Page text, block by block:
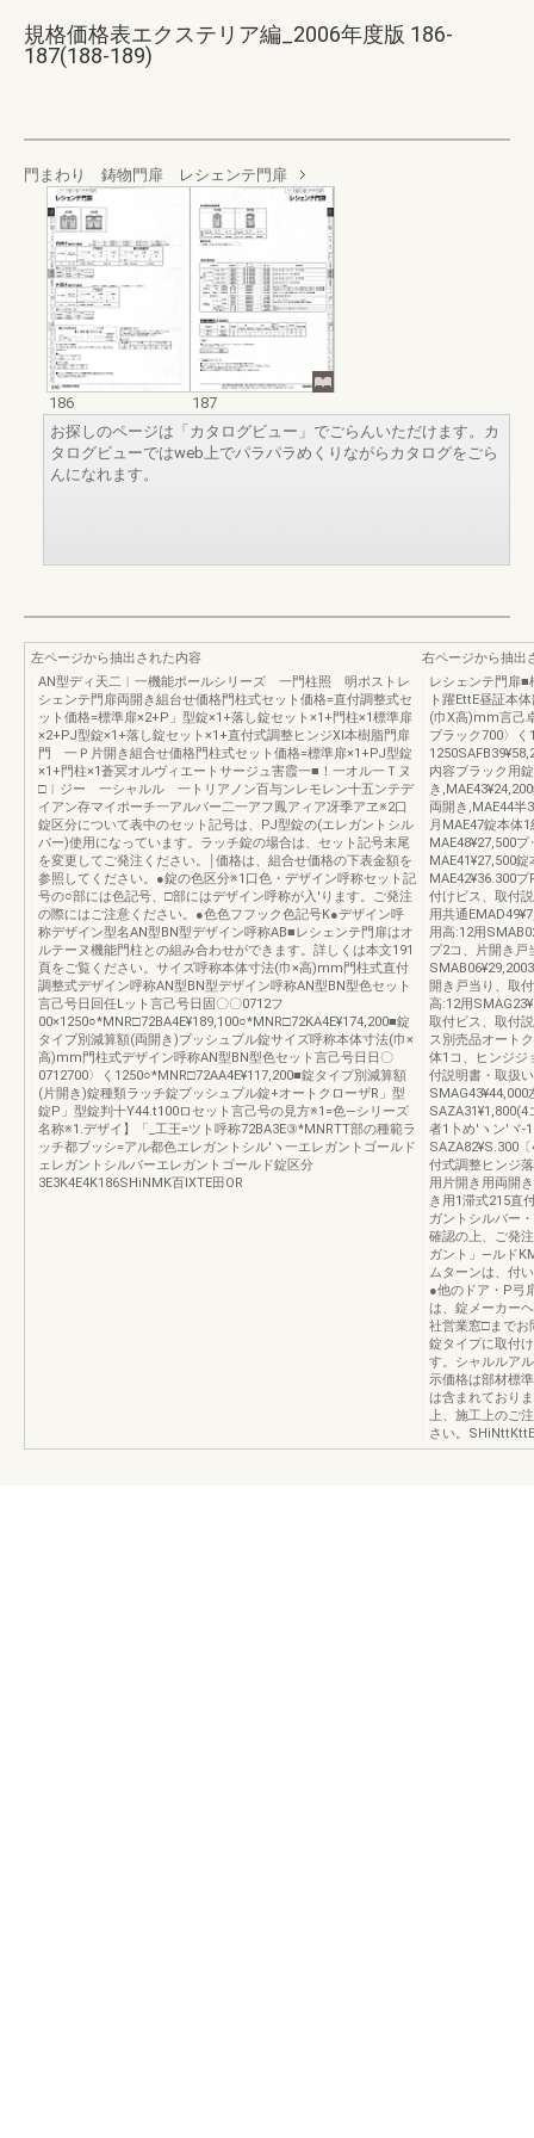
規格価格表エクステリア編_2006年度版 186-
187(188-189)
門まわり 鋳物門扉 レシェンテ門扉
186
187
お探しのページは「カタログビュー」でごらんいただけます。カ
タログビューではweb上でパラパラめくりながらカタログをごら
んになれます。
左ページから抽出された内容
AN型ディ天二︱一機能ポールシリーズ 一門柱照 明ポストレ
シェンテ門扉両開き組台せ価格門柱式セット価格=直付調整式セ
ット価格=標準扉×2+P」型錠×1+落し錠セット×1+門柱×1標準扉
×2+PJ型錠×1+落し錠セット×1+直付式調整ヒンジXl本樹脂門扉
門 一Ｐ片開き組合せ価格門柱式セット価格=標準扉×1+PJ型錠
×1+門柱×1蒼冥オルヴィエートサージュ害霞一■！一オル一Ｔヌ
□︱ジー 一シャルル 一トリアノン百与ンレモレン十五ンテデ
イアン存マイポーチ一アルバー二一アフ鳳アィア冴季アヱ※2口
錠区分について表中のセット記号は、PJ型錠の(エレガントシル
バー)使用になっています。ラッチ錠の場合は、セット記号末尾
を変更してご発注ください。￨価格は、組合せ価格の下表金額を
参照してください。●錠の色区分※1口色・デザイン呼称セット記
号の○部には色記号、□部にはデザイン呼称が入'ります。ご発注
の際にはご注意ください。●色色フフック色記号K●デザイン呼
称デザイン型名AN型BN型デザイン呼称AB■レシェンテ門扉はオ
ルテーヌ機能門柱との組み合わせができます。詳しくは本文191
頁をご覧ください。サイズ呼称本体寸法(巾×高)mm門柱式直付
調整式デザイン呼称AN型BN型デザイン呼称AN型BN型色セット
言己号日回任Lット言己号日固〇〇0712フ
00×1250○*MNR□72BA4E¥189,100○*MNR□72KA4E¥174,200■錠
タイプ別減算額(両開き)プッシュプル錠サイズ呼称本体寸法(巾×
高)mm門柱式デザイン呼称AN型BN型色セット言己号日日〇
0712700〉く1250○*MNR□72AA4E¥117,200■錠タイプ別減算額
(片開き)錠種類ラッチ錠プッシュプル錠+オートクローザR」型
錠P」型錠判十Y44.t100ロセット言己号の見方※1=色―シリーズ
名称※1.デザイ】「_工王=ツト呼称72BA3E③*MNRTT部の種範ラ
ッチ都ブッシ=アル都色エレガントシル′ヽ一エレガントゴールド
ェレガントシルバーエレガントゴールド錠区分
3E3K4E4K186SHiNMK百ⅨTE田OR
右ページから抽出
レシェンテ門扉■
ト躍EttE昼証本
(巾X高)mm言己
ブラック700〉く
内容ブラック用
き
両開き,MAE44半
月MAE47錠本体
MAE48¥27,500
MAE41¥27,500
MAE42¥36.300
付けビス、取付
用共通
用高:12用
プ2コ、片開き戸
開き戸当り、取
高:12用
取付ビス、取付
ス別売品オート
体1コ、ヒンジジ
付説明書・取扱
SAZA31¥1,800(4
者1卜め′ヽン′ヾ
SAZA82¥S.300
付式調整ヒンジ
用片開き用両開
き用1滞式215直
ガントシルバー
確認の上、ご発
ガント」―ルド
ムターンは、付
●他のドア・P弓
は、錠メーカー
社営業窓□までお
錠タイプに取付
す。シャルルア
示価格は部材標
は含まれており
上、施工上のご
さい。